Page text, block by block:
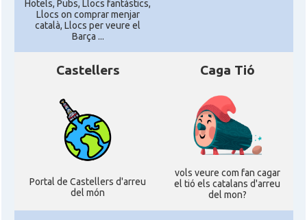
Hotels, Pubs, Llocs fantàstics,
Llocs on comprar menjar
català, Llocs per veure el
Barça ...
Castellers
Portal de Castellers d'arreu
del món
Caga Tió
vols veure com fan cagar
el tió els catalans d'arreu
del mon?